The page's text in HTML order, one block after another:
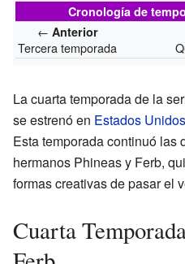
Cronología de
← Anterior
Tercera temporada
La cuarta temporada de la
se estrenó en Estados Unidos
Esta temporada continuó las
hermanos Phineas y Ferb,
formas creativas de pasar el
Cuarta